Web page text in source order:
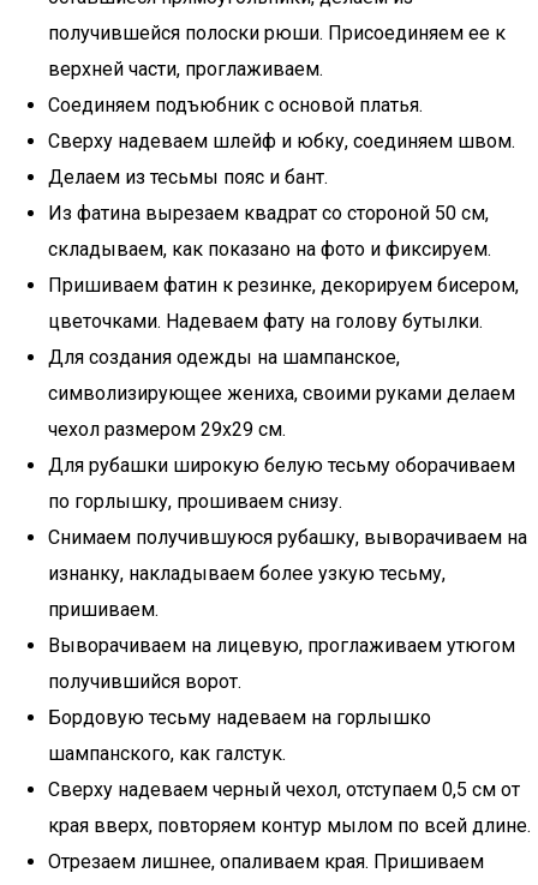
получившейся полоски рюши. Присоединяем ее к
верхней части, проглаживаем.
Соединяем подъюбник с основой платья.
Сверху надеваем шлейф и юбку, соединяем швом.
Делаем из тесьмы пояс и бант.
Из фатина вырезаем квадрат со стороной 50 см,
складываем, как показано на фото и фиксируем.
Пришиваем фатин к резинке, декорируем бисером,
цветочками. Надеваем фату на голову бутылки.
Для создания одежды на шампанское,
символизирующее жениха, своими руками делаем
чехол размером 29х29 см.
Для рубашки широкую белую тесьму оборачиваем
по горлышку, прошиваем снизу.
Снимаем получившуюся рубашку, выворачиваем на
изнанку, накладываем более узкую тесьму,
пришиваем.
Выворачиваем на лицевую, проглаживаем утюгом
получившийся ворот.
Бордовую тесьму надеваем на горлышко
шампанского, как галстук.
Сверху надеваем черный чехол, отступаем 0,5 см от
края вверх, повторяем контур мылом по всей длине.
Отрезаем лишнее, опаливаем края. Пришиваем